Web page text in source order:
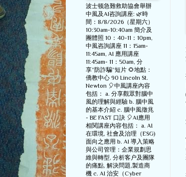
波士顿急難救助協會舉辦
中風及AI咨詢講座: 🌿時
間：8/8/2026（星期六）
10:30am-10:40am 簡介及
團體照 10：40-11：10pm,
中風咨詢講座 11：15am-
11:45am, AI 應用講座
11:45am- 11：50am, 分
享”防詐騙”短片 🌻地點：
僑教中心 90 Lincoln St.
Newton 🎈中風講座內容
包括： a. 分享觀眾對腦中
風的理解與經驗 b. 腦中風
的基本介紹 c. 腦中風徵兆
- BE FAST 口訣 🎈AI應用
相関講座內容包括： a. AI
在環境, 社會及治理（ESG)
面向之應用 b. AI 導入策略
與公司管理：企業規劃思
維與轉型, 分析客户及團隊
的痛點, 解決問題,製造商
機 c. AI 治安（Cyber